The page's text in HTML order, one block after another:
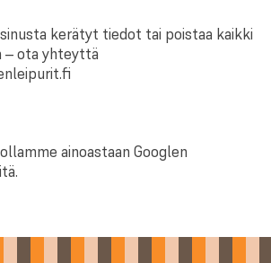
kerätyt tiedot tai poistaa kaikki
– ota yhteyttä
ainoastaan Googlen